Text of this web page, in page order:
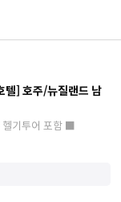
텔] 호주/뉴질랜드 남
헬기투어 포함 ■